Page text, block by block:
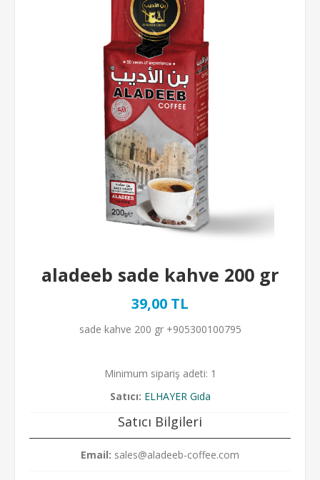
aladeeb sade kahve 200 gr
39,00 TL
sade kahve 200 gr +905300100795
Minimum sipariş adeti: 1
Satıcı: ELHAYER Gıda
Satıcı Bilgileri
Email: sales@aladeeb-coffee.com